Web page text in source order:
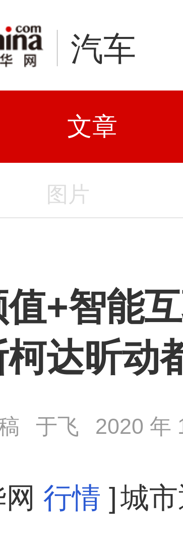
汽车
文章
图片
+智能
达昕动
于飞 2020 年
行情 ]城